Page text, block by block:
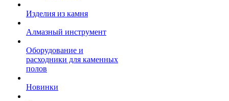
Изделия из камня
Алмазный инструмент
Оборудование и
расходники для каменных
полов
Новинки